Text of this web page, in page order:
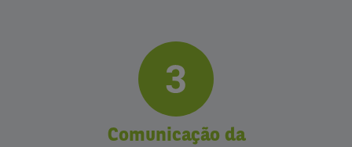
Comunicação da